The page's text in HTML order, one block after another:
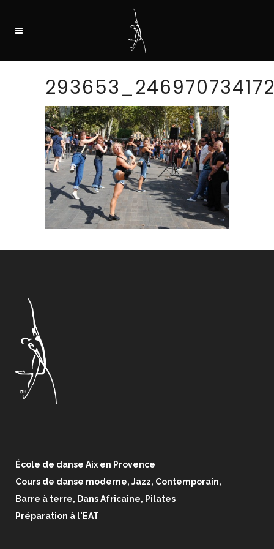
École de danse Aix en Provence
Cours de danse moderne, Jazz, Contemporain,
Barre à terre, Dans Africaine, Pilates
Préparation à l'EAT